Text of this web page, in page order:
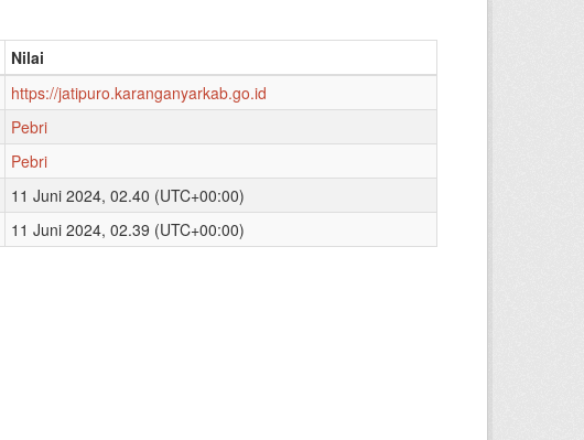
Nilai
https://jatipuro.karanganyarkab.go.id
Pebri
Pebri
11 Juni 2024, 02.40 (UTC+00:00)
11 Juni 2024, 02.39 (UTC+00:00)